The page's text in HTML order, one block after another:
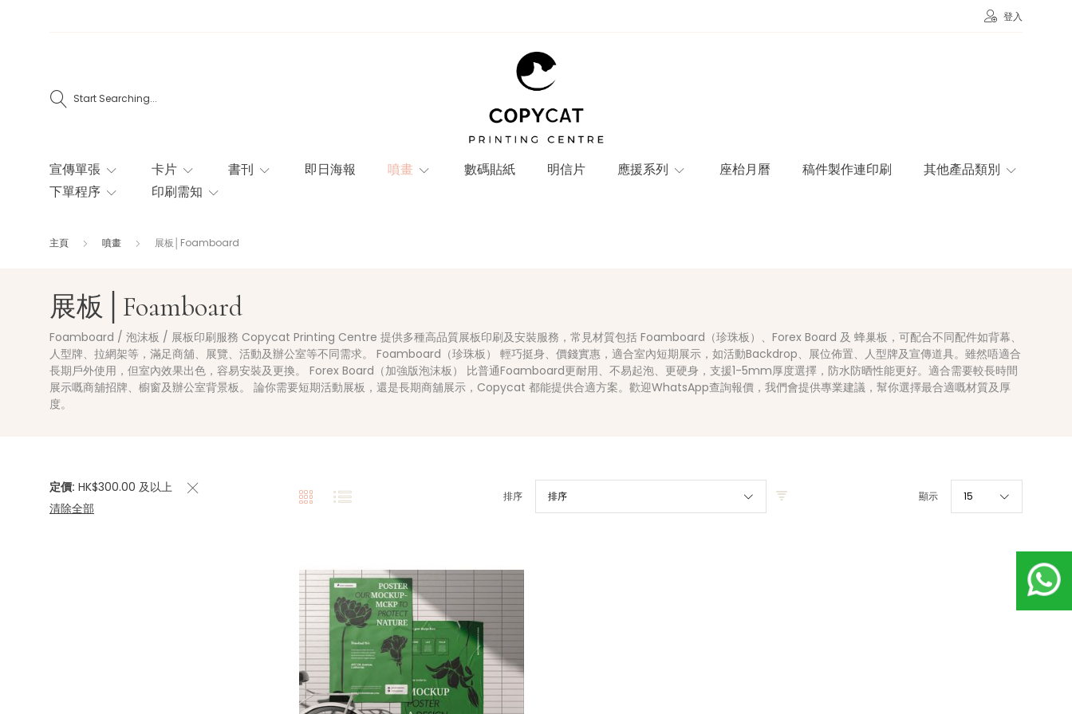
登入
Start Searching...
宣傳單張 卡片 書刊 即日海報 噴畫 數碼貼紙 明信片 應援系列 座枱月曆 稿件製作連印刷
其他產品類別
下單程序
印刷需知
主頁 噴畫 展板│Foamboard
展板│Foamboard
Foamboard / 泡沫板 / 展板印刷服務 Copycat Printing Centre 提供多種高品質展板印刷及安裝服務，常見材質包括 Foamboard（珍珠板）、Forex Board 及 蜂巢板，可配合不同配件如背幕、
人型牌、拉網架等，滿足商舖、展覽、活動及辦公室等不同需求。 Foamboard（珍珠板） 輕巧挺身、價錢實惠，適合室內短期展示，如活動Backdrop、展位佈置、人型牌及宣傳道具。雖然唔適合
長期戶外使用，但室內效果出色，容易安裝及更換。 Forex Board（加強版泡沫板） 比普通Foamboard更耐用、不易起泡、更硬身，支援1-5mm厚度選擇，防水防晒性能更好。適合需要較長時間
展示嘅商舖招牌、櫥窗及辦公室背景板。 論你需要短期活動展板，還是長期商舖展示，Copycat 都能提供合適方案。歡迎WhatsApp查詢報價，我們會提供專業建議，幫你選擇最合適嘅材質及厚
度。
定價 HK$300.00 及以上
清除全部
排序 顯示